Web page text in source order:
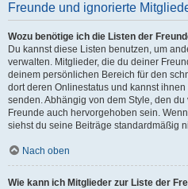
Freunde und ignorierte
Wozu benötige ich die Listen der
Du kannst diese Listen benutzen, um
verwalten. Mitglieder, die du deiner
deinem persönlichen Bereich für den
dort deren Onlinestatus und kannst
senden. Abhängig von dem Style, den
Freunde auch hervorgehoben sein.
siehst du seine Beiträge standardmäßig
Nach oben
Wie kann ich Mitglieder zur Liste der